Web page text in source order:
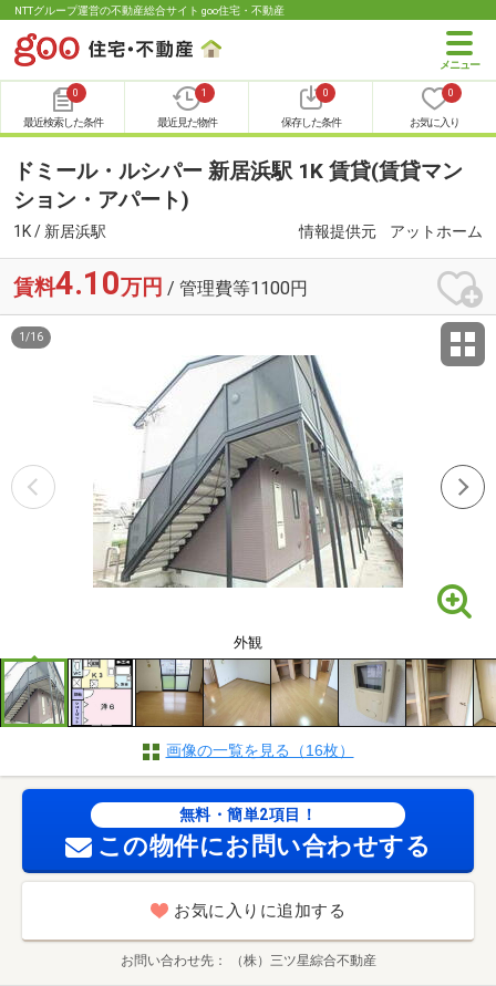
NTTグループ運営の不動産総合サイト goo住宅・不動産
0
最近検索した条件
1
最近見た物件
0
保存した条件
0
お気に入り
ドミール・ルシパー 新居浜駅 1K 賃貸(賃貸マン
ション・アパート)
1K / 新居浜駅 情報提供元 アットホーム
賃料4.10万円 / 管理費等1100円
外観
1 /16
画像の一覧を見る（16枚）
無料・簡単2項目！
この物件にお問い合わせする
お気に入りに追加する
お問い合わせ先 （株）三ツ星綜合不動産